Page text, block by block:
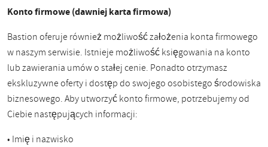
Konto firmowe (dawniej karta firmowa)
Bastion oferuje również możliwość założenia konta firmowego
w naszym serwisie. Istnieje możliwość księgowania na konto
lub zawierania umów o stałej cenie. Ponadto otrzymasz
ekskluzywne oferty i dostęp do swojego osobistego środowiska
biznesowego. Aby utworzyć konto firmowe, potrzebujemy od
Ciebie następujących informacji:
• Imię i nazwisko